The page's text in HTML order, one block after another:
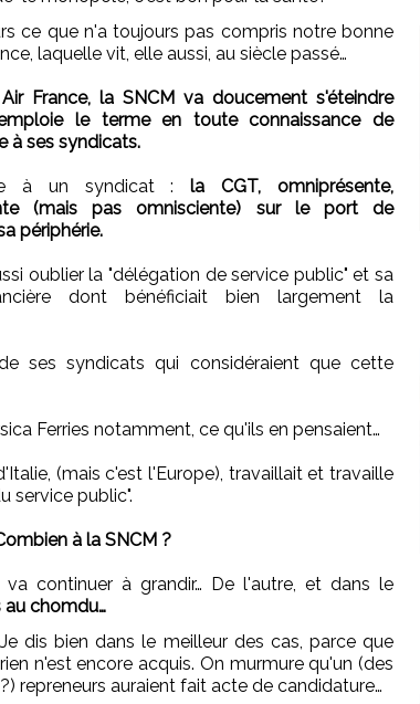
ce que n'a toujours pas compris notre bonne
laquelle vit, elle aussi, au siècle passé…
France, la SNCM va doucement s'éteindre
le terme en toute connaissance de
à ses syndicats.
à un syndicat :la CGT, omniprésente,
(mais pas omnisciente) sur le port de
périphérie.
oublier la "délégation de service public" et sa
dont bénéficiait bien largement la
ses syndicats qui considéraient que cette
Ferries notamment, ce qu'ils en pensaient…
(mais c'est l'Europe), travaillait et travaille
service public".
à la SNCM ?
continuer à grandir… De l'autre, et dans le
au chomdu…
Je dis bien dans le meilleur des cas, parce que
rien n'est encore acquis. On murmure qu'un (des
?) repreneurs auraient fait acte de candidature…